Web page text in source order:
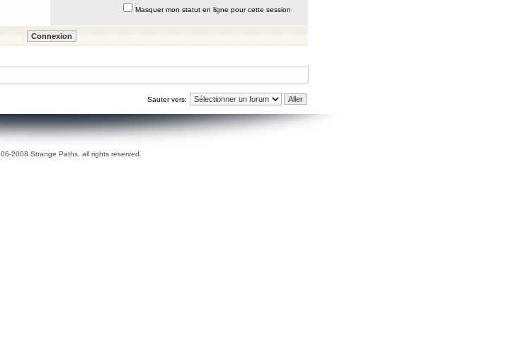
Masquer mon statut en ligne pour cette session
Sauter vers:
2008 Strange Paths, all rights reserved.